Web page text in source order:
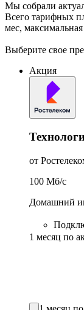
Мы собрали
Всего тарифных
мес,
Выберите свое
Акция
от
100 Мб/c
Домашний
1 месяц по